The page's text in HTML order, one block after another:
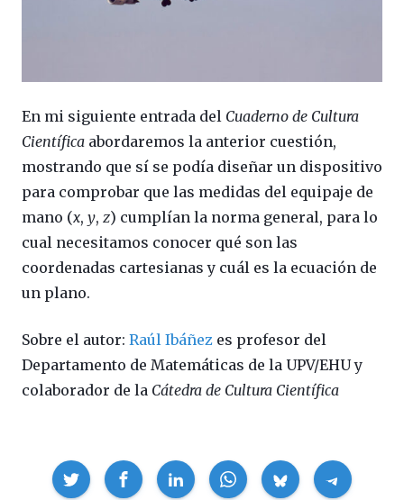
En mi siguiente entrada del Cuaderno de Cultura
Científica abordaremos la anterior cuestión,
mostrando que sí se podía diseñar un dispositivo
para comprobar que las medidas del equipaje de
mano (x, y, z) cumplían la norma general, para lo
cual necesitamos conocer qué son las
coordenadas cartesianas y cuál es la ecuación de
un plano.
Sobre el autor: Raúl Ibáñez es profesor del
Departamento de Matemáticas de la UPV/EHU y
colaborador de la Cátedra de Cultura Científica
Compartir